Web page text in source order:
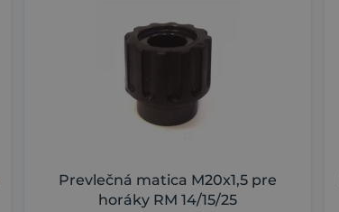
Prevlečná matica M20x1,5 pre
horáky RM 14/15/25